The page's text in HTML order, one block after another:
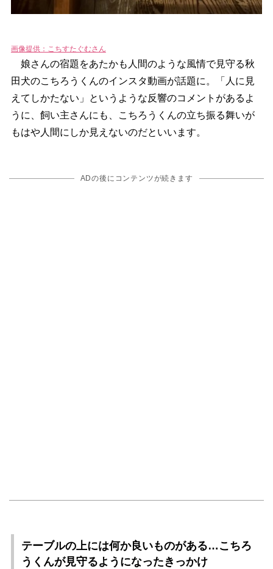
画像提供：こちすたぐむさん
娘さんの宿題をあたかも人間のような風情で見守る秋
田犬のこちろうくんのインスタ動画が話題に。「人に見
えてしかたない」というような反響のコメントがあるよ
うに、飼い主さんにも、こちろうくんの立ち振る舞いが
もはや人間にしか見えないのだといいます。
ADの後にコンテンツが続きます
テーブルの上には何か良いものがある…こちろ
うくんが見守るようになったきっかけ